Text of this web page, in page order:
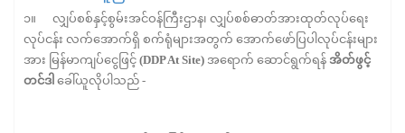
၁။ လျှပ်စစ်နှင့်စွမ်းအင်ဝန်ကြီးဌာန၊ လျှပ်စစ်ဓာတ်အားထုတ်လုပ်ရေး
လုပ်ငန်း လက်အောက်ရှိ စက်ရုံများအတွက် အောက်ဖော်ပြပါလုပ်ငန်းများ
အား မြန်မာကျပ်ငွေဖြင့် (DDP At Site) အရောက် ဆောင်ရွက်ရန် အိတ်ဖွင့်
တင်ဒါ ခေါ်ယူလိုပါသည် -